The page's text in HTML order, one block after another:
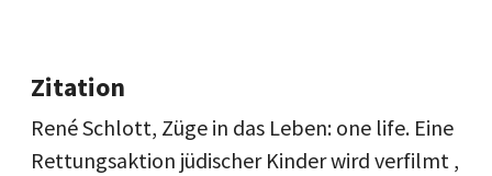
Zitation
René Schlott, Züge in das Leben: one life. Eine
Rettungsaktion jüdischer Kinder wird verfilmt ,